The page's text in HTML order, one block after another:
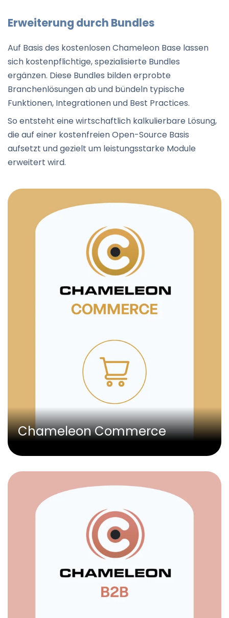
Erweiterung durch Bundles
Auf Basis des kostenlosen Chameleon Base lassen
sich kostenpflichtige, spezialisierte Bundles
ergänzen. Diese Bundles bilden erprobte
Branchenlösungen ab und bündeln typische
Funktionen, Integrationen und Best Practices.
So entsteht eine wirtschaftlich kalkulierbare Lösung,
die auf einer kostenfreien Open-Source Basis
aufsetzt und gezielt um leistungsstarke Module
erweitert wird.
Chameleon Commerce